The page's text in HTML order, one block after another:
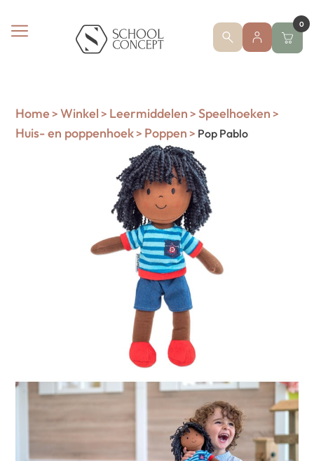
0
Home > Winkel > Leermiddelen > Speelhoeken >
Huis- en poppenhoek> Poppen > Pop Pablo